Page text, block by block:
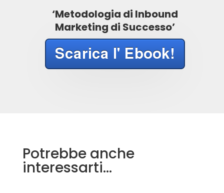
‘Metodologia di Inbound
Marketing di Successo’
Potrebbe anche
interessarti…